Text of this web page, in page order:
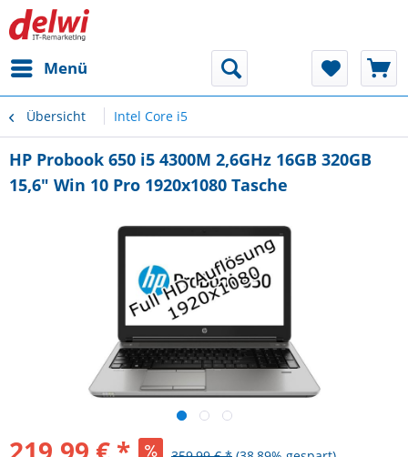
Menü
Übersicht Intel Core i5
HP Probook 650 i5 4300M 2,6GHz 16GB 320GB
15,6" Win 10 Pro 1920x1080 Tasche